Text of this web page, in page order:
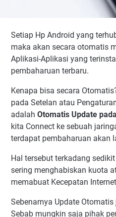
Setiap Hp Android yang
maka akan secara otomatis
Aplikasi-Aplikasi yang
pembaharuan terbaru.
Kenapa bisa secara
pada Setelan atau
adalah Otomatis Update
kita Connect ke sebuah
terdapat pembaharuan akan
Hal tersebut terkadang
sering menghabiskan kuota
memabuat Kecepatan
Sebenarnya Update
Sebab mungkin saja pihak